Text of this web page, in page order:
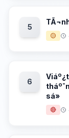
5
🟡
6
sá»­
🔴